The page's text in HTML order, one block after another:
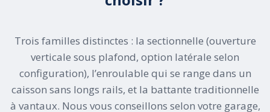
Trois familles distinctes : la sectionnelle (ouverture
verticale sous plafond, option latérale selon
configuration), l’enroulable qui se range dans un
caisson sans longs rails, et la battante traditionnelle
à vantaux. Nous vous conseillons selon votre garage,